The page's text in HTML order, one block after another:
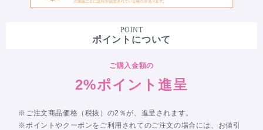
POINT
ポイントについて
ご購入金額の
2%ポイント進呈
※ご注文商品価格（税抜）の2％が、進呈されます。
※ポイントやクーポンをご利用されてのご注文の場合には、お値引